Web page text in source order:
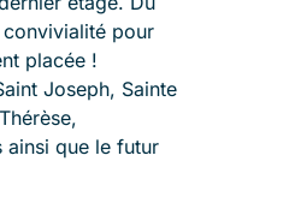
pour
placée !
Joseph, Sainte
ainsi que le futur